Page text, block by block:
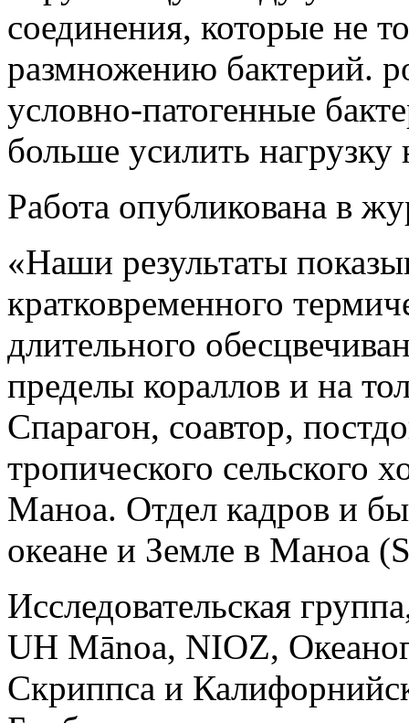
соединения, которые не
размножению бактерий.
условно-патогенные
больше усилить
Работа опубликована в
«Наши результаты
кратковременного
длительного
пределы кораллов и на
Спарагон, соавтор,
тропического сельского
Маноа. Отдел кадров и
океане и Земле в Маноа
Исследовательская
UH Mānoa, NIOZ,
Скриппса и